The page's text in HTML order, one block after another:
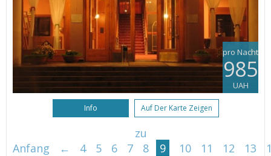
pro Nacht
985
UAH
Info Auf Der Karte Zeigen
zu
Anfang
← 4 5 6 7 8 9 10 11 12 13